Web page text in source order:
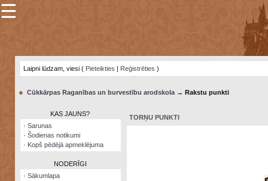
×
Šodienas
notikumi
☰
Laipni lūdzam, viesi ( Pieteikties | Reģistrēties )
● Cūkkārpas Raganības un burvestību arodskola → Rakstu punkti
KAS JAUNS?
·Sarunas
·Šodienas notikumi
· Kopš pēdējā apmeklējuma
NODERĪGI
·Sākumlapa
TORŅU PUNKTI